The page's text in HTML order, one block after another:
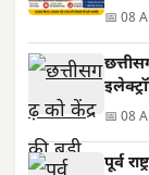
📅 08
📅 08
पूर्व